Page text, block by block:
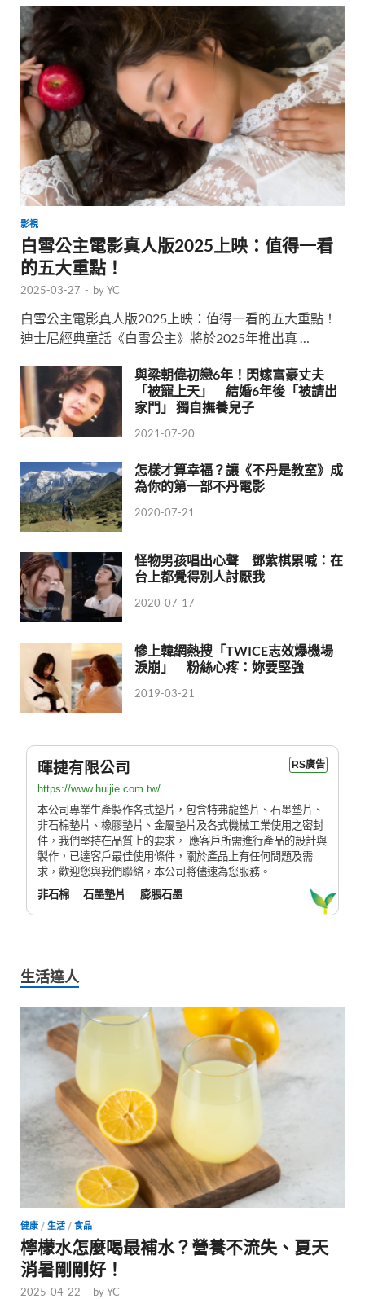
影視
白雪公主電影真人版2025上映：值得一看
的五大重點！
2025-03-27 - byYC
白雪公主電影真人版2025上映：值得一看的五大重點！
迪士尼經典童話《白雪公主》將於2025年推出真 …
與梁朝偉初戀6年！閃嫁富豪丈夫
「被寵上天」 結婚6年後「被請出
家門」 獨自撫養兒子
2021-07-20
怎樣才算幸福？讓《不丹是教室》成
為你的第一部不丹電影
2020-07-21
怪物男孩唱出心聲 鄧紫棋累喊：在
台上都覺得別人討厭我
2020-07-17
慘上韓網熱搜「TWICE志效爆機場
淚崩」 粉絲心疼：妳要堅強
2019-03-21
暉捷有限公司 RS廣告
https://www.huijie.com.tw/
本公司專業生產製作各式墊片，包含特弗龍墊片、石墨墊片、
非石棉墊片、橡膠墊片、金屬墊片及各式機械工業使用之密封
件，我們堅持在品質上的要求， 應客戶所需進行產品的設計與
製作，已達客戶最佳使用條件，關於產品上有任何問題及需
求，歡迎您與我們聯絡，本公司將儘速為您服務。
非石棉
石墨墊片 膨脹石墨
生活達人
健康 / 生活 / 食品
檸檬水怎麼喝最補水？營養不流失、夏天
消暑剛剛好！
2025-04-22 - byYC